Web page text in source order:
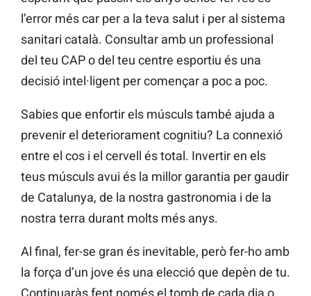
l’error més car per a la teva salut i per al sistema
sanitari català. Consultar amb un professional
del teu CAP o del teu centre esportiu és una
decisió intel·ligent per començar a poc a poc.
Sabies que enfortir els músculs també ajuda a
prevenir el deteriorament cognitiu? La connexió
entre el cos i el cervell és total. Invertir en els
teus músculs avui és la millor garantia per gaudir
de Catalunya, de la nostra gastronomia i de la
nostra terra durant molts més anys.
Al final, fer-se gran és inevitable, però fer-ho amb
la força d’un jove és una elecció que depèn de tu.